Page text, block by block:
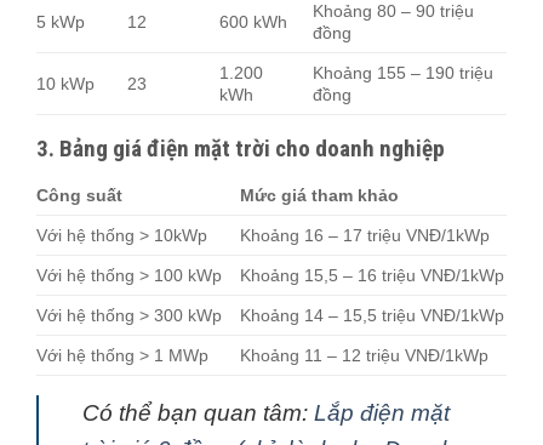
5 kWp 12 600 kWh
Khoảng 80 – 90 triệu
đồng
10 kWp 23
1.200
kWh
Khoảng 155 – 190 triệu
đồng
3. Bảng giá điện mặt trời cho doanh nghiệp
Công suất Mức giá tham khảo
Với hệ thống > 10kWp Khoảng 16 – 17 triệu VNĐ/1kWp
Với hệ thống > 100 kWp Khoảng 15,5 – 16 triệu VNĐ/1kWp
Với hệ thống > 300 kWp Khoảng 14 – 15,5 triệu VNĐ/1kWp
Với hệ thống > 1 MWp Khoảng 11 – 12 triệu VNĐ/1kWp
Có thể bạn quan tâm: Lắp điện mặt